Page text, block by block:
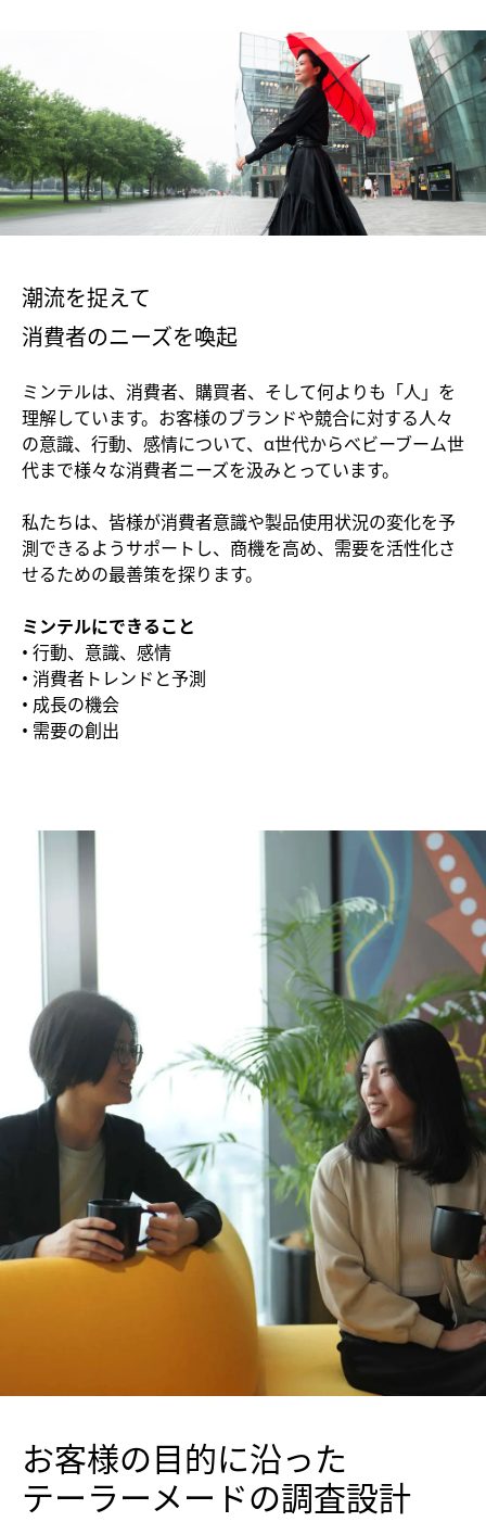
潮流を捉えて
消費者のニーズを喚起
ミンテルは、消費者、購買者、そして何よりも「人」を
理解しています。お客様のブランドや競合に対する人々
の意識、行動、感情について、α世代からべビーブーム世
代まで様々な消費者ニーズを汲みとっています。
私たちは、皆様が消費者意識や製品使用状況の変化を予
測できるようサポートし、商機を高め、需要を活性化さ
せるための最善策を探ります。
ミンテルにできること
• 行動、意識、感情
• 消費者トレンドと予測
• 成長の機会
• 需要の創出
お客様の目的に沿った
テーラーメードの調査設計